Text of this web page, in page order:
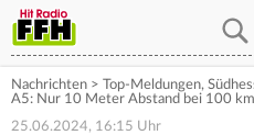
Nachrichten > Top-Meldungen,
A5: Nur 10 Meter Abstand bei 100
25.06.2024, 16:15 Uhr